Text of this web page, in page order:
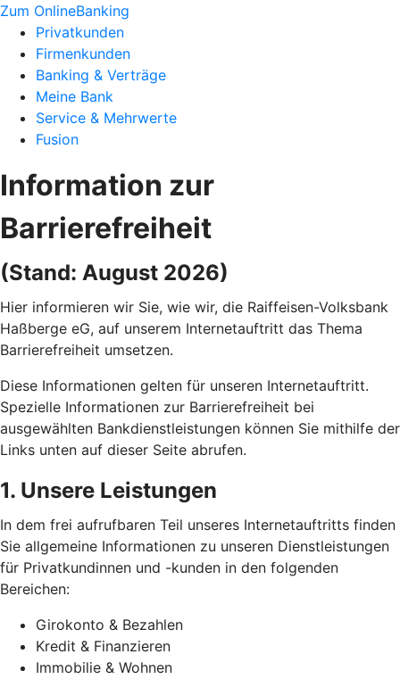
Zum OnlineBanking
Privatkunden
Firmenkunden
Banking & Verträge
Meine Bank
Service & Mehrwerte
Fusion
Information zur
Barrierefreiheit
(Stand: August 2026)
Hier informieren wir Sie, wie wir, die Raiffeisen-Volksbank
Haßberge eG, auf unserem Internetauftritt das Thema
Barrierefreiheit umsetzen.
Diese Informationen gelten für unseren Internetauftritt.
Spezielle Informationen zur Barrierefreiheit bei
ausgewählten Bankdienstleistungen können Sie mithilfe der
Links unten auf dieser Seite abrufen.
1. Unsere Leistungen
In dem frei aufrufbaren Teil unseres Internetauftritts finden
Sie allgemeine Informationen zu unseren Dienstleistungen
für Privatkundinnen und -kunden in den folgenden
Bereichen:
Girokonto & Bezahlen
Kredit & Finanzieren
Immobilie & Wohnen